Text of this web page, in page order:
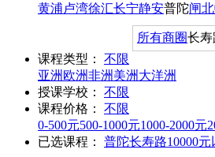
黄浦卢湾徐汇长宁静安普陀闸北
所有商圈长寿
课程类型：
不限
亚洲 欧洲非洲 美洲 大洋洲
授课学校：
不限
课程价格：
不限
0-500元500-1000元1000-2000元
已选课程：
普陀长寿路10000元